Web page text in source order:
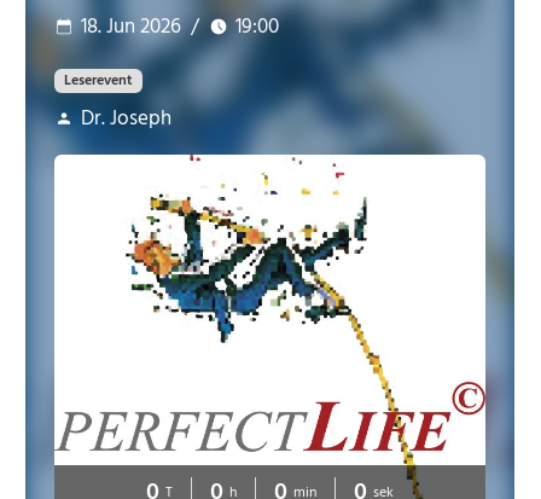
18. Jun 2026 / 19:00
Leserevent
Dr. Joseph
T h min sek